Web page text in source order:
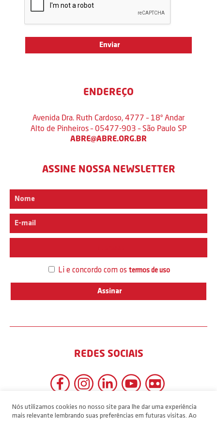
ENDEREÇO
Avenida Dra. Ruth Cardoso, 4777 – 18º Andar
Alto de Pinheiros – 05477-903 – São Paulo SP
ABRE@ABRE.ORG.BR
ASSINE NOSSA NEWSLETTER
Li e concordo com os termos de uso
REDES SOCIAIS
Nós utilizamos cookies no nosso site para lhe dar uma experiência
mais relevante lembrando suas preferências em futuras visitas. Ao